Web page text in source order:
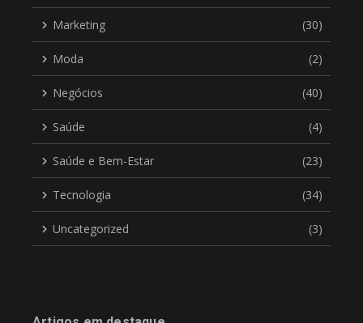
Marketing (30)
Moda (2)
Negócios (40)
Saúde (4)
Saúde e Bem-Estar (23)
Tecnologia (34)
Uncategorized (3)